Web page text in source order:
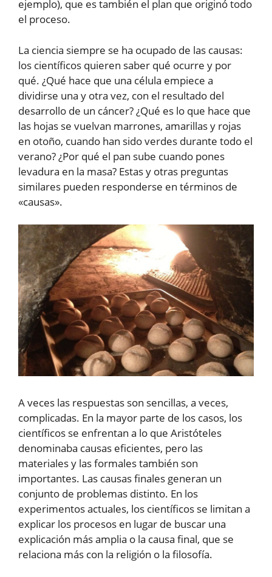
ejemplo), que es también el plan que originó todo
el proceso.
La ciencia siempre se ha ocupado de las causas:
los científicos quieren saber qué ocurre y por
qué. ¿Qué hace que una célula empiece a
dividirse una y otra vez, con el resultado del
desarrollo de un cáncer? ¿Qué es lo que hace que
las hojas se vuelvan marrones, amarillas y rojas
en otoño, cuando han sido verdes durante todo el
verano? ¿Por qué el pan sube cuando pones
levadura en la masa? Estas y otras preguntas
similares pueden responderse en términos de
«causas».
A veces las respuestas son sencillas, a veces,
complicadas. En la mayor parte de los casos, los
científicos se enfrentan a lo que Aristóteles
denominaba causas eficientes, pero las
materiales y las formales también son
importantes. Las causas finales generan un
conjunto de problemas distinto. En los
experimentos actuales, los científicos se limitan a
explicar los procesos en lugar de buscar una
explicación más amplia o la causa final, que se
relaciona más con la religión o la filosofía.